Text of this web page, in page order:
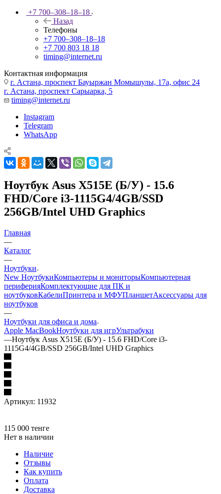
+7 700‒308‒18‒18
Назад
Телефоны
+7 700‒308‒18‒18
+7 700 803 18 18
timing@internet.ru
Контактная информация
г. Астана, проспект Бауыржан Момышулы, 17а, офис 24
г. Астана, проспект Сарыарка, 5
timing@internet.ru
Instagram
Telegram
WhatsApp
Ноутбук Asus X515E (Б/У) - 15.6
FHD/Core i3-1115G4/4GB/SSD
256GB/Intel UHD Graphics
Главная
—
Каталог
—
Ноутбуки
New НоутбукиКомпьютеры и мониторыКомпьютерная
периферияКомплектующие для ПК и
ноутбуковКабелиПринтера и МФУПланшетАксессуары для
ноутбуков
—
Ноутбуки для офиса и дома
Apple MacBookНоутбуки для игрУльтрабуки
—Ноутбук Asus X515E (Б/У) - 15.6 FHD/Core i3-
1115G4/4GB/SSD 256GB/Intel UHD Graphics
Артикул: 11932
115 000 тенге
Нет в наличии
Наличие
Отзывы
Как купить
Оплата
Доставка